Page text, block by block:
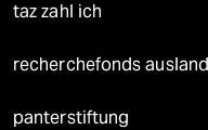
taz zahl ich
recherchefonds ausland
panterstiftung